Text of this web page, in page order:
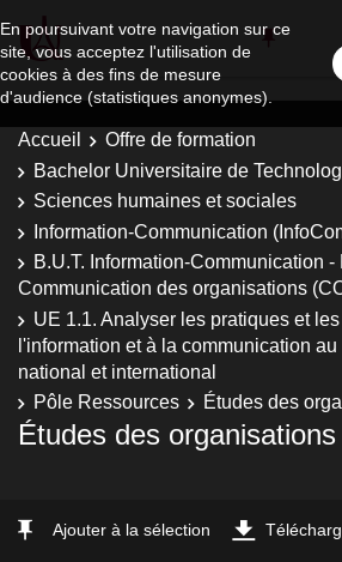
En poursuivant votre navigation sur ce
site, vous acceptez l'utilisation de
cookies à des fins de mesure
d'audience (statistiques anonymes).
Accueil
Offre de formation
Bachelor Universitaire de
Sciences humaines et sociales
Information-Communication
B.U.T. Information-Communication -
Communication des organisations
UE 1.1. Analyser les pratiques et
l'information et à la communication
national et international
Pôle Ressources
Études des
Études des organisations
Ajouter à la sélection